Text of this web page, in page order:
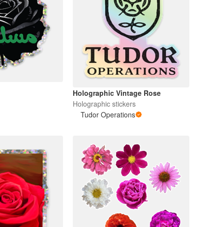
Holographic Vintage Rose
Holographic stickers
Tudor Operations